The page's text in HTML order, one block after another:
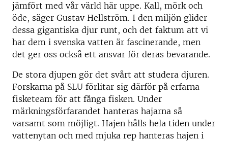
jämfört med vår värld här uppe. Kall, mörk och
öde, säger Gustav Hellström. I den miljön glider
dessa gigantiska djur runt, och det faktum att vi
har dem i svenska vatten är fascinerande, men
det ger oss också ett ansvar för deras bevarande.
De stora djupen gör det svårt att studera djuren.
Forskarna på SLU förlitar sig därför på erfarna
fisketeam för att fånga fisken. Under
märkningsförfarandet hanteras hajarna så
varsamt som möjligt. Hajen hålls hela tiden under
vattenytan och med mjuka rep hanteras hajen i